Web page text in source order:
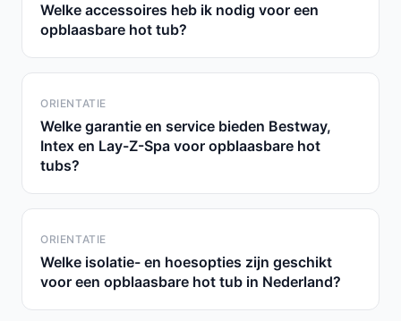
Welke accessoires heb ik nodig voor een
opblaasbare hot tub?
ORIENTATIE
Welke garantie en service bieden Bestway,
Intex en Lay-Z-Spa voor opblaasbare hot
tubs?
ORIENTATIE
Welke isolatie- en hoesopties zijn geschikt
voor een opblaasbare hot tub in Nederland?